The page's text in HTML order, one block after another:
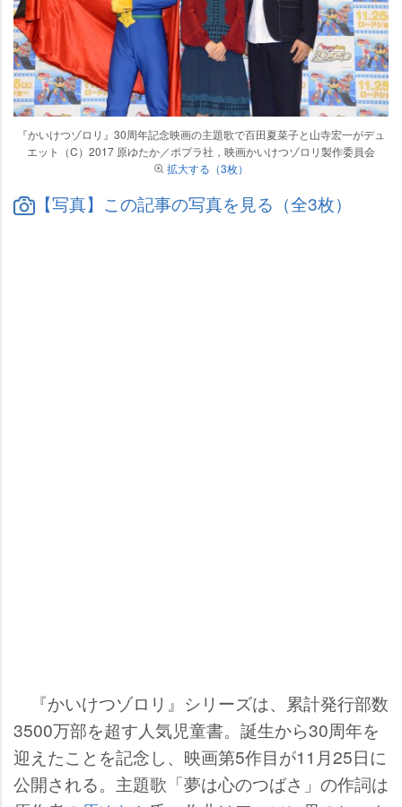
『かいけつゾロリ』30周年記念映画の主題歌で百田夏菜子と山寺宏一がデュ
エット（C）2017 原ゆたか／ポプラ社，映画かいけつゾロリ製作委員会
拡大する（3枚）
【写真】この記事の写真を見る（全3枚）
『かいけつゾロリ』シリーズは、累計発行部数
3500万部を超す人気児童書。誕生から30周年を
迎えたことを記念し、映画第5作目が11月25日に
公開される。主題歌「夢は心のつばさ」の作詞は